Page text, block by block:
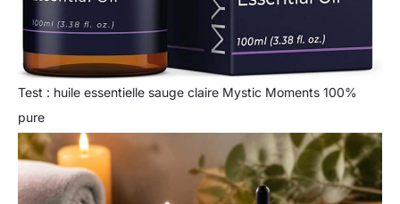
Test : huile essentielle sauge claire Mystic Moments 100%
pure